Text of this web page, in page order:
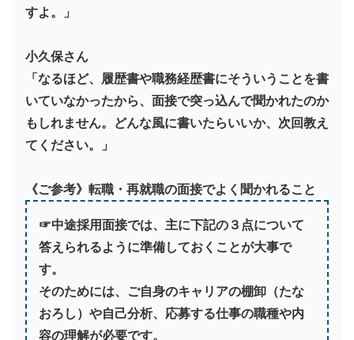
すよ。」
小久保さん
「なるほど、履歴書や職務経歴書にそういうことを書
いていなかったから、面接で突っ込んで聞かれたのか
もしれません。どんな風に書いたらいいか、次回教え
てください。」
《ご参考》転職・再就職の面接でよく聞かれること
☞中途採用面接では、主に下記の３点について
答えられるように準備しておくことが大事で
す。
そのためには、ご自身のキャリアの棚卸（たな
おろし）や自己分析、応募する仕事の職種や内
容の理解が必要です。